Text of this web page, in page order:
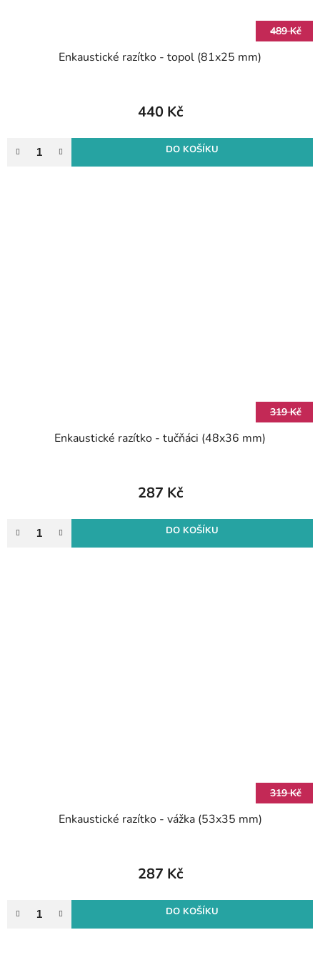
489 Kč
Enkaustické razítko - topol (81x25 mm)
440 Kč
DO KOŠÍKU
319 Kč
Enkaustické razítko - tučňáci (48x36 mm)
287 Kč
DO KOŠÍKU
319 Kč
Enkaustické razítko - vážka (53x35 mm)
287 Kč
DO KOŠÍKU